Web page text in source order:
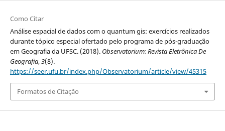
Como Citar
Análise espacial de dados com o quantum gis: exercícios realizados
durante tópico especial ofertado pelo programa de pós-graduação
em Geografia da UFSC. (2018). Observatorium: Revista Eletrônica De
Geografia,3(8).
https://seer.ufu.br/index.php/Observatorium/article/view/45315
Formatos de Citação